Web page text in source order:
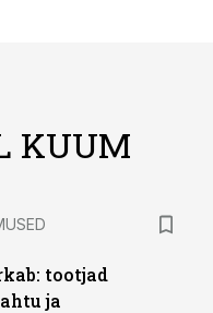
KUUM
tootjad
ja